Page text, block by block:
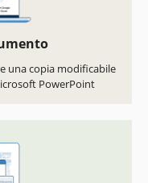
una copia modificabile
PowerPoint